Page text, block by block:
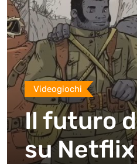
Videogiochi
Il futuro
su Netflix